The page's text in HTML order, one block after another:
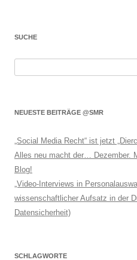
SUCHE
NEUESTE BEITRÄGE @SMR
„Social Media Recht“ ist jetzt
Alles neu macht der… Dezember.
Blog!
„Video-Interviews in
wissenschaftlicher Aufsatz in der
Datensicherheit)
SCHLAGWORTE